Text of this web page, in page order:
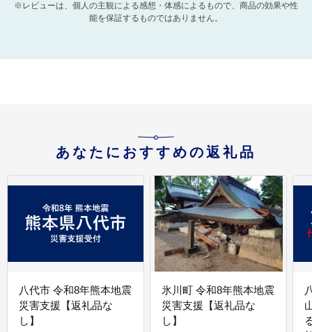
※レビューは、個人の主観による感想・体感によるもので、商品の効果や性
能を保証するものではありません。
あなたにおすすめの返礼品
八代市 令和8年熊本地震
災害支援【返礼品な
し】
氷川町 令和8年熊本地震
災害支援【返礼品な
し】